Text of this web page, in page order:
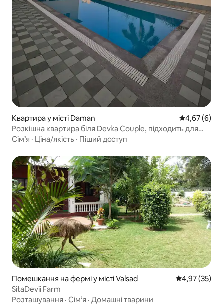
Квартира у місті Daman Середня
4,67 (6)
Розкішна квартира біля Devka Couple, підходить для
сімей
Сім’я · Ціна/якість · Піший доступ
Помешкання на фермі у місті Valsad Середня
4,97 (35)
SitaDevii Farm
Розташування · Сім’я · Домашні тварини